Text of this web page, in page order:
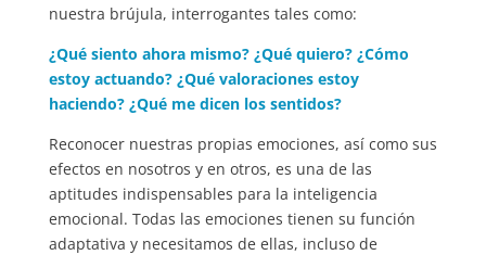
nuestra brújula, interrogantes tales como:
¿Qué siento ahora mismo? ¿Qué quiero? ¿Cómo
estoy actuando? ¿Qué valoraciones estoy
haciendo? ¿Qué me dicen los sentidos?
Reconocer nuestras propias emociones, así como sus
efectos en nosotros y en otros, es una de las
aptitudes indispensables para la inteligencia
emocional. Todas las emociones tienen su función
adaptativa y necesitamos de ellas, incluso de